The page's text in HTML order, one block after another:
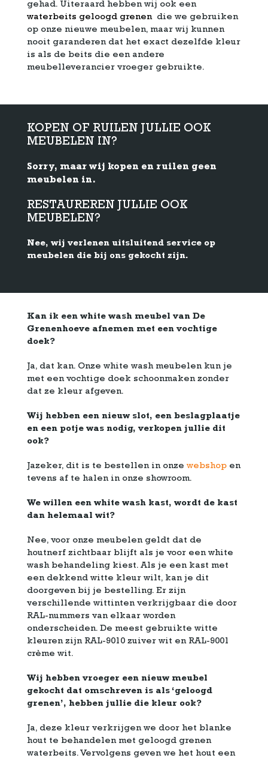
gehad. Uiteraard hebben wij ook een
waterbeits geloogd grenendie we gebruiken
op onze nieuwe meubelen, maar wij kunnen
nooit garanderen dat het exact dezelfde kleur
is als de beits die een andere
meubelleverancier vroeger gebruikte.
KOPEN OF RUILEN JULLIE OOK
MEUBELEN IN?
Sorry, maar wij kopen en ruilen geen
meubelen in.
RESTAUREREN JULLIE OOK
MEUBELEN?
Nee, wij verlenen uitsluitend service op
meubelen die bij ons gekocht zijn.
Kan ik een white wash meubel van De
Grenenhoeve afnemen met een vochtige
doek?
Ja, dat kan. Onze white wash meubelen kun je
met een vochtige doek schoonmaken zonder
dat ze kleur afgeven.
Wij hebben een nieuw slot, een beslagplaatje
en een potje was nodig, verkopen jullie dit
ook?
Jazeker, dit is te bestellen in onze webshop en
tevens af te halen in onze showroom.
We willen een white wash kast, wordt de kast
dan helemaal wit?
Nee, voor onze meubelen geldt dat de
houtnerf zichtbaar blijft als je voor een white
wash behandeling kiest. Als je een kast met
een dekkend witte kleur wilt, kan je dit
doorgeven bij je bestelling. Er zijn
verschillende wittinten verkrijgbaar die door
RAL-nummers van elkaar worden
onderscheiden. De meest gebruikte witte
kleuren zijn RAL-9010 zuiver wit en RAL-9001
crème wit.
Wij hebben vroeger een nieuw meubel
gekocht dat omschreven is als ‘geloogd
grenen’, hebben jullie die kleur ook?
Ja, deze kleur verkrijgen we door het blanke
hout te behandelen met geloogd grenen
waterbeits. Vervolgens geven we het hout een